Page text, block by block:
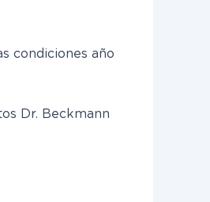
condiciones año
Dr. Beckmann